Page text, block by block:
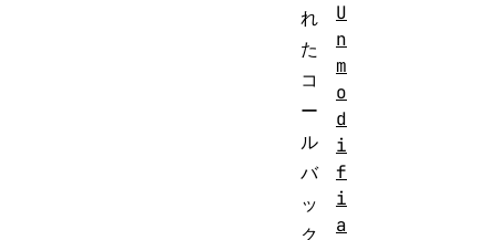
れ
た
コ
ー
ル
バ
ッ
ク
U
n
m
o
d
i
f
i
a